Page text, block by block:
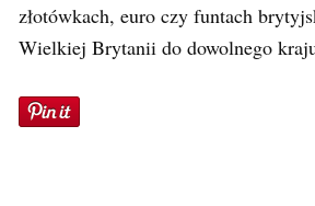
złotówkach, euro czy funtach
Wielkiej Brytanii do dowolnego